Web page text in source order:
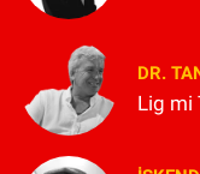
DR.
Lig mi